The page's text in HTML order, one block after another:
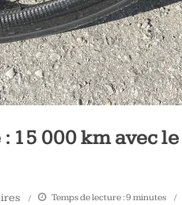
15 000 km avec
Temps de lecture :9 minutes